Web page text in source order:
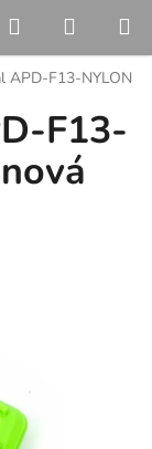
Hledat
KOŠÍK
APD-F13-NYLON
F13-